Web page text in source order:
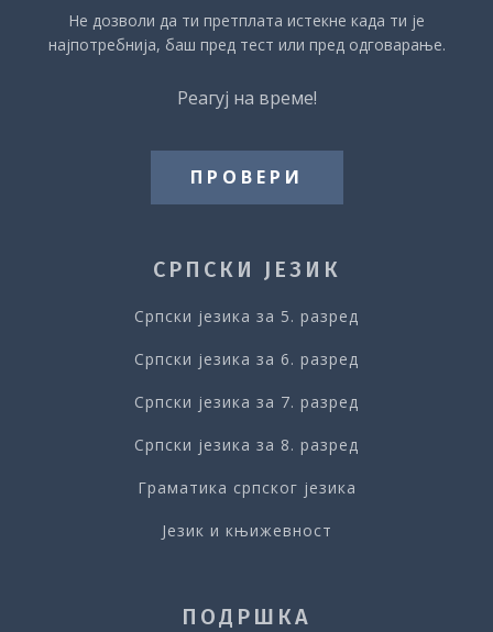
Не дозволи да ти претплата истекне када ти је
најпотребнија, баш пред тест или пред одговарање.
Реагуј на време!
ПРОВЕРИ
СРПСКИ ЈЕЗИК
Српски језика за 5. разред
Српски језика за 6. разред
Српски језика за 7. разред
Српски језика за 8. разред
Граматика српског језика
Језик и књижевност
ПОДРШКА